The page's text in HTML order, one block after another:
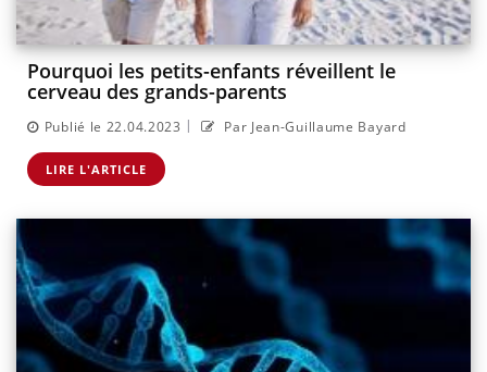
Pourquoi les petits-enfants réveillent le
cerveau des grands-parents
Publié le 22.04.2023 | Par Jean-Guillaume Bayard
LIRE L'ARTICLE